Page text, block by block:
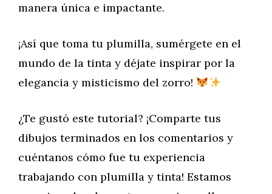
manera única e impactante.
¡Así que toma tu plumilla, sumérgete en el
mundo de la tinta y déjate inspirar por la
elegancia y misticismo del zorro!
¿Te gustó este tutorial? ¡Comparte tus
dibujos terminados en los comentarios y
cuéntanos cómo fue tu experiencia
trabajando con plumilla y tinta! Estamos